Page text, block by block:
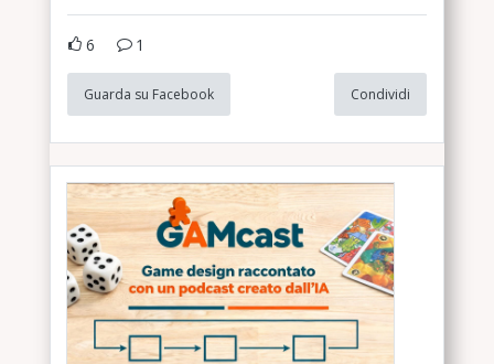
6 1
Guarda su Facebook Condividi